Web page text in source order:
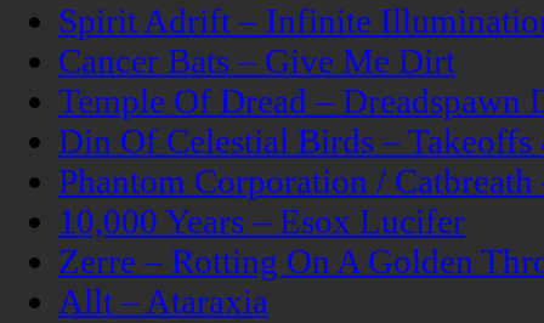
Spirit Adrift – Infinite
Cancer Bats – Give Me Dirt
Temple Of Dread – Dreadspawn
Din Of Celestial Birds –
Phantom Corporation /
10,000 Years – Esox Lucifer
Zerre – Rotting On A Golden
Allt – Ataraxia